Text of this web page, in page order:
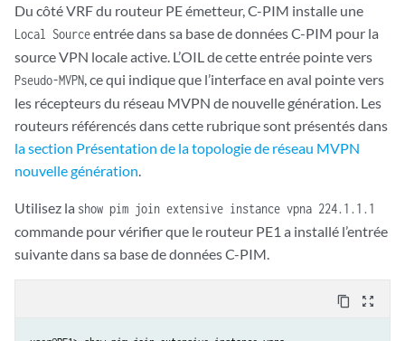
Du côté VRF du routeur PE émetteur, C-PIM installe une
Local Sourceentrée dans sa base de données C-PIM pour la
source VPN locale active. L’OIL de cette entrée pointe vers
Pseudo-MVPN , ce qui indique que l’interface en aval pointe vers
les récepteurs du réseau MVPN de nouvelle génération. Les
routeurs référencés dans cette rubrique sont présentés dans
la section Présentation de la topologie de réseau MVPN
nouvelle génération
Utilisez la show pim join extensive instance vpna 224.1.1.1
commande pour vérifier que le routeur PE1 a installé l’entrée
suivante dans sa base de données C-PIM.
content_copy zoom_out_map